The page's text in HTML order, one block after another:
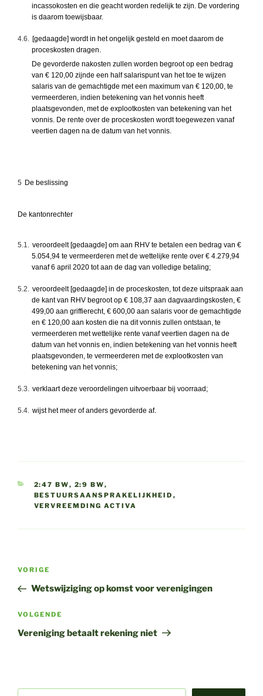
incassokosten en die geacht worden redelijk te zijn. De vordering
is daarom toewijsbaar.
4.6. [gedaagde] wordt in het ongelijk gesteld en moet daarom de
proceskosten dragen.
De gevorderde nakosten zullen worden begroot op een bedrag
van € 120,00 zijnde een half salarispunt van het toe te wijzen
salaris van de gemachtigde met een maximum van € 120,00, te
vermeerderen, indien betekening van het vonnis heeft
plaatsgevonden, met de explootkosten van betekening van het
vonnis. De rente over de proceskosten wordt toegewezen vanaf
veertien dagen na de datum van het vonnis.
5 De beslissing
De kantonrechter
5.1. veroordeelt [gedaagde] om aan RHV te betalen een bedrag van €
5.054,94 te vermeerderen met de wettelijke rente over € 4.279,94
vanaf 6 april 2020 tot aan de dag van volledige betaling;
5.2. veroordeelt [gedaagde] in de proceskosten, tot deze uitspraak aan
de kant van RHV begroot op € 108,37 aan dagvaardingskosten, €
499,00 aan griffierecht, € 600,00 aan salaris voor de gemachtigde
en € 120,00 aan kosten die na dit vonnis zullen ontstaan, te
vermeerderen met wettelijke rente vanaf veertien dagen na de
datum van het vonnis en, indien betekening van het vonnis heeft
plaatsgevonden, te vermeerderen met de explootkosten van
betekening van het vonnis;
5.3. verklaart deze veroordelingen uitvoerbaar bij voorraad;
5.4. wijst het meer of anders gevorderde af.
CATEGORIEËN
2:47 BW, 2:9 BW,
BESTUURSAANSPRAKELIJKHEID ,
VERVREEMDING ACTIVA
Bericht
Vorig
bericht
VORIGE
Wetswijziging op komst voor verenigingen
Volgend
bericht
VOLGENDE
Vereniging betaalt rekening niet